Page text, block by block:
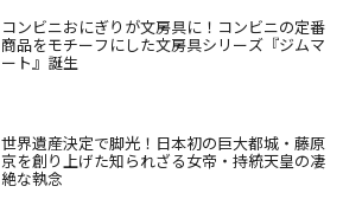
コンビニおにぎりが文房具に！コンビニの定番
商品をモチーフにした文房具シリーズ『ジムマ
ート』誕生
世界遺産決定で脚光！日本初の巨大都城・藤原
京を創り上げた知られざる女帝・持統天皇の凄
絶な執念